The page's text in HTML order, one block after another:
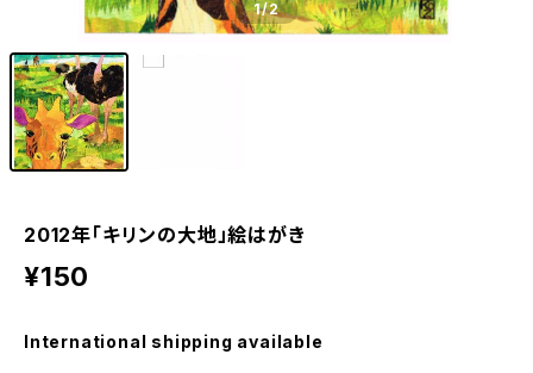
1/2
2012年「キリンの大地」絵はがき
¥150
International shipping available